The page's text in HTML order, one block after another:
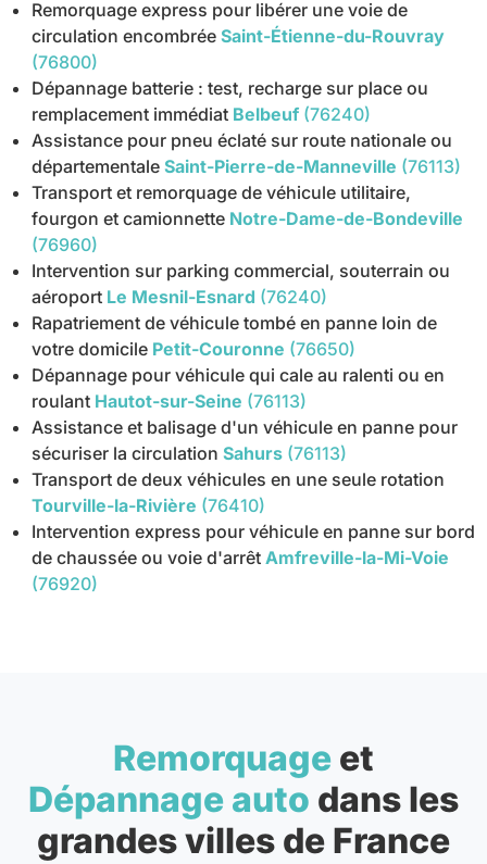
Remorquage express pour libérer une voie de
circulation encombrée Saint-Étienne-du-Rouvray
(76800)
Dépannage batterie : test, recharge sur place ou
remplacement immédiat Belbeuf (76240)
Assistance pour pneu éclaté sur route nationale ou
départementale Saint-Pierre-de-Manneville (76113)
Transport et remorquage de véhicule utilitaire,
fourgon et camionnette Notre-Dame-de-Bondeville
(76960)
Intervention sur parking commercial, souterrain ou
aéroport Le Mesnil-Esnard (76240)
Rapatriement de véhicule tombé en panne loin de
votre domicile Petit-Couronne (76650)
Dépannage pour véhicule qui cale au ralenti ou en
roulant Hautot-sur-Seine (76113)
Assistance et balisage d'un véhicule en panne pour
sécuriser la circulation Sahurs (76113)
Transport de deux véhicules en une seule rotation
Tourville-la-Rivière (76410)
Intervention express pour véhicule en panne sur bord
de chaussée ou voie d'arrêt Amfreville-la-Mi-Voie
(76920)
Remorquage et
Dépannage auto dans les
grandes villes de France